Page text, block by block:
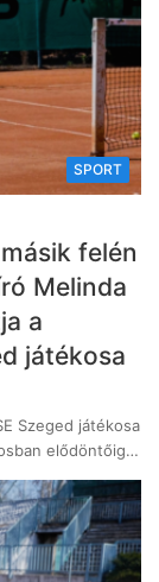
SPORT
felén
Melinda
a
játékosa
Szeged játékosa
elődöntőig…